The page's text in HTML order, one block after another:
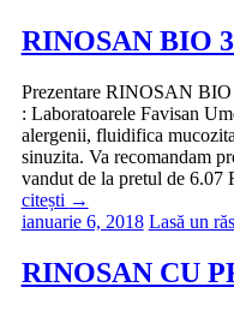
RINOSAN BIO
Prezentare RINOSAN
: Laboratoarele Favisan
alergenii, fluidifica
sinuzita. Va recomandam
vandut de la pretul de
citești →
ianuarie 6, 2018 Lasă un
RINOSAN CU